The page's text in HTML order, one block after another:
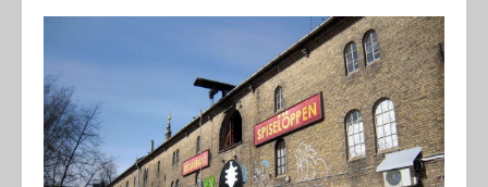
App
Presse/
Om
Om
Kontakt
Om fonden
Om
SHOP